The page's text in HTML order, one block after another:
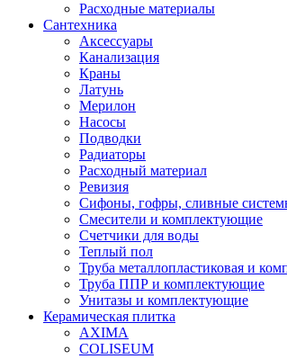
Расходные материалы
Сантехника
Аксессуары
Канализация
Краны
Латунь
Мерилон
Насосы
Подводки
Радиаторы
Расходный материал
Ревизия
Сифоны, гофры, сливные
Смесители и комплектующие
Счетчики для воды
Теплый пол
Труба металлопластиковая и
Труба ППР и комплектующие
Унитазы и комплектующие
Керамическая плитка
AXIMA
COLISEUM